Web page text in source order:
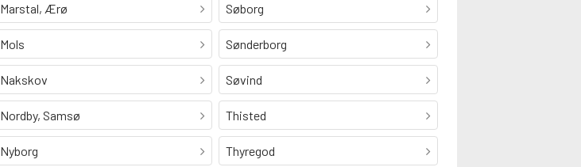
Marstal, Ærø
Mols
Nakskov
Nordby, Samsø
Nyborg
Søborg
Sønderborg
Søvind
Thisted
Thyregod